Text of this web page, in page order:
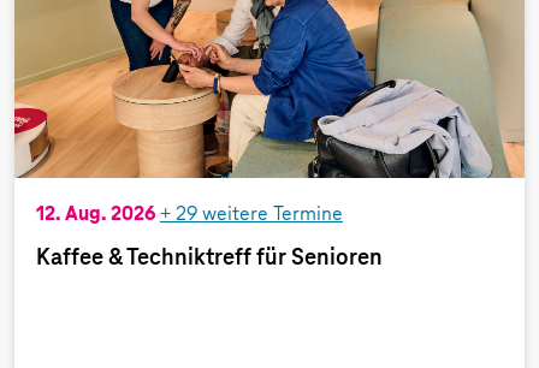
12. Aug. 2026 + 29 weitere Termine
Kaffee & Techniktreff für Senioren